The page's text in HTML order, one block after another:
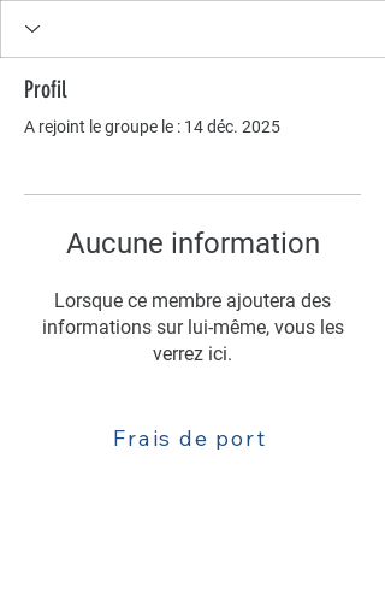
Profil
A rejoint le groupe le : 14 déc. 2025
Aucune information
Lorsque ce membre ajoutera des
informations sur lui-même, vous les
verrez ici.
Frais de port